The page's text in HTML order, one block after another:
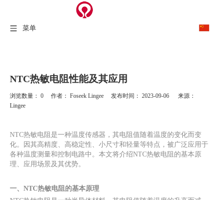
菜单
NTC热敏电阻性能及其应用
浏览数量： 0 作者： Foseek Lingee 发布时间： 2023-09-06 来源：
Lingee
NTC热敏电阻是一种温度传感器，其电阻值随着温度的变化而变
化。因其高精度、高稳定性、小尺寸和轻量等特点，被广泛应用于
各种温度测量和控制电路中。本文将介绍NTC热敏电阻的基本原
理、应用场景及其优势。
一、NTC热敏电阻的基本原理